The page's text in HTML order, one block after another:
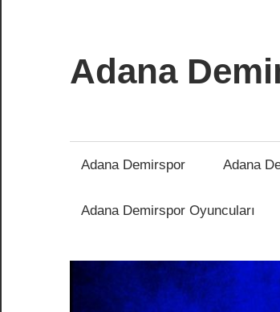
Adana
Adana Demirspor Adana
Adana Demirspor Oyuncuları